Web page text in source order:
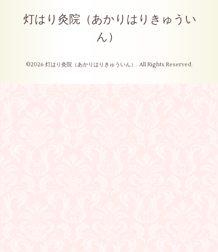
灯はり灸院（あかりはりきゅうい
ん）
©2026 灯はり灸院（あかりはりきゅういん） . All Rights Reserved.